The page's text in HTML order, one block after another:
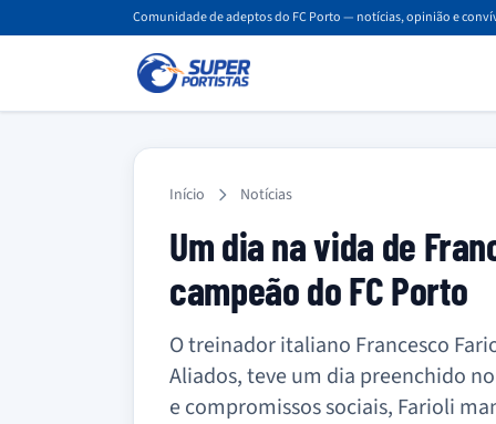
Comunidade de adeptos do FC Porto — notícias, opinião e
Início Notícias
Um dia na vida de
campeão do FC Porto
O treinador italiano Francesco
Aliados, teve um dia preenchido
e compromissos sociais, Farioli